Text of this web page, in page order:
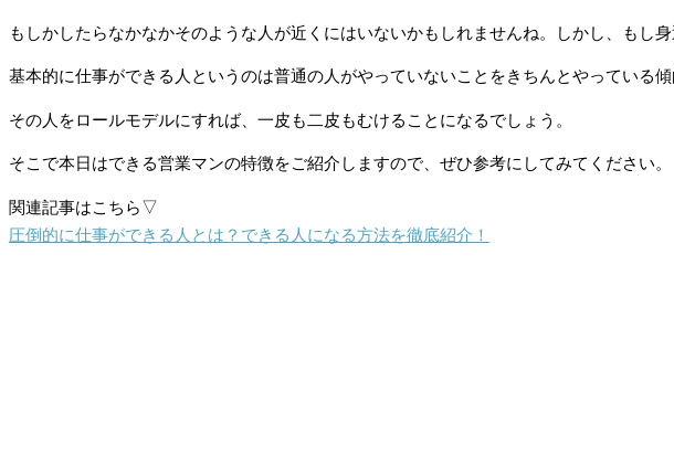
もしかしたらなかなかそのような人が近くにはいないかもしれませんね。しかし、も
基本的に仕事ができる人というのは普通の人がやっていないことをきちんとやっている傾
その人をロールモデルにすれば、一皮も二皮もむけることになるでしょう。
そこで本日はできる営業マンの特徴をご紹介しますので、ぜひ参考にしてみてください。
関連記事はこちら▽
圧倒的に仕事ができる人とは？できる人になる方法を徹底紹介！